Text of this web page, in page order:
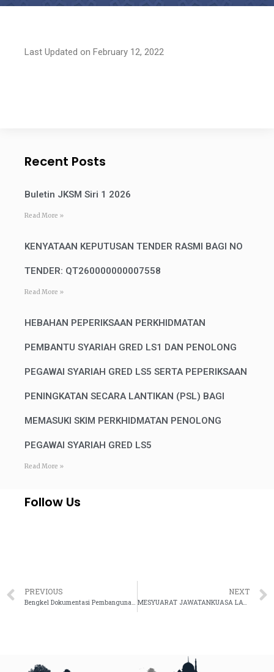
Last Updated on February 12, 2022
Recent Posts
Buletin JKSM Siri 1 2026
Read More »
KENYATAAN KEPUTUSAN TENDER RASMI BAGI NO
TENDER: QT260000000007558
Read More »
HEBAHAN PEPERIKSAAN PERKHIDMATAN
PEMBANTU SYARIAH GRED LS1 DAN PENOLONG
PEGAWAI SYARIAH GRED LS5 SERTA PEPERIKSAAN
PENINGKATAN SECARA LANTIKAN (PSL) BAGI
MEMASUKI SKIM PERKHIDMATAN PENOLONG
PEGAWAI SYARIAH GRED LS5
Read More »
Follow Us
PREVIOUS
Bengkel Dokumentasi Pembangunan Pelan Strategik Pendigitalan JKSM 2021-2025
NEXT
MESYUARAT JAWATANKUASA LATIHAN BIL. 1 TAHUN 2022